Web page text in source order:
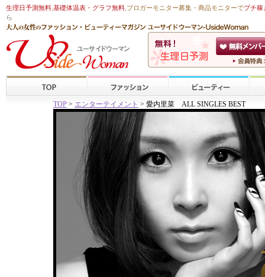
生理日予測無料 基礎体温表・グラフ無料 ,ブロガーモニター募集・商品モニターでプチ稼
ら
TOP > エンターテイメント > 愛内里菜 ALL SINGLES BEST